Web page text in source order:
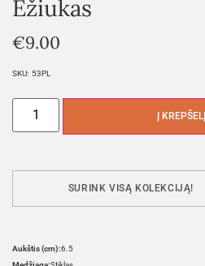
Ežiukas
€9.00
SKU: 53PL
Į KREPŠELĮ
SURINK VISĄ KOLEKCIJĄ!
Aukštis (cm):6.5